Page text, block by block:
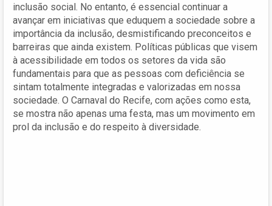
inclusão social. No entanto, é essencial continuar a
avançar em iniciativas que eduquem a sociedade sobre a
importância da inclusão, desmistificando preconceitos e
barreiras que ainda existem. Políticas públicas que visem
à acessibilidade em todos os setores da vida são
fundamentais para que as pessoas com deficiência se
sintam totalmente integradas e valorizadas em nossa
sociedade. O Carnaval do Recife, com ações como esta,
se mostra não apenas uma festa, mas um movimento em
prol da inclusão e do respeito à diversidade.